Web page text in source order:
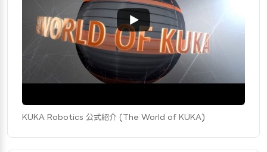
KUKA Robotics 公式紹介 (The World of KUKA)